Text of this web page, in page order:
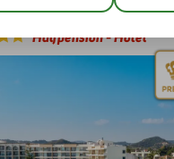
Grand & All
Halfpension-Hotel